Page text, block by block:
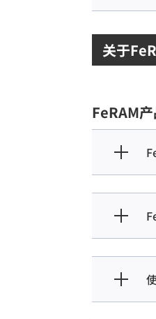
关于
FeRAM